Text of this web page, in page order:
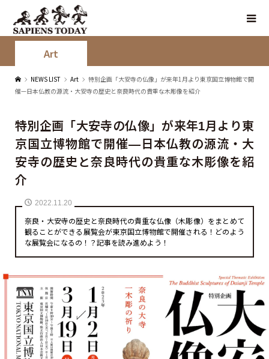
Art
NEWS LIST Art
特別企画「大安寺の仏像」が来年1月より東京国立博物館で開
催—日本仏教の源流・大安寺の歴史と奈良時代の貴重な木彫像を紹介
特別企画「大安寺の仏像」が来年1月より東
京国立博物館で開催—日本仏教の源流・大
安寺の歴史と奈良時代の貴重な木彫像を紹
介
2022.11.20
奈良・大安寺の歴史と奈良時代の貴重な仏像（木彫像）をまとめて
観ることができる展覧会が東京国立博物館で開催される！どのよう
な展覧会になるの！？記事を読み進めよう！